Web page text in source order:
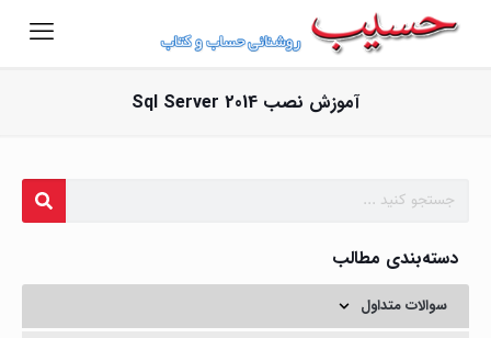
آموزش نصب Sql Server 2014
دسته‌بندی مطالب
سوالات متداول